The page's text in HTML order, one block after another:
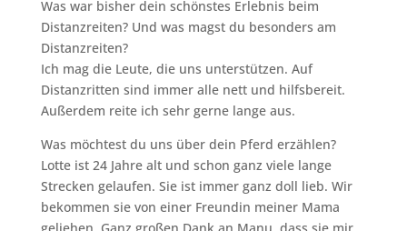
Was war bisher dein schönstes Erlebnis beim
Distanzreiten? Und was magst du besonders am
Distanzreiten?
Ich mag die Leute, die uns unterstützen. Auf
Distanzritten sind immer alle nett und hilfsbereit.
Außerdem reite ich sehr gerne lange aus.
Was möchtest du uns über dein Pferd erzählen?
Lotte ist 24 Jahre alt und schon ganz viele lange
Strecken gelaufen. Sie ist immer ganz doll lieb. Wir
bekommen sie von einer Freundin meiner Mama